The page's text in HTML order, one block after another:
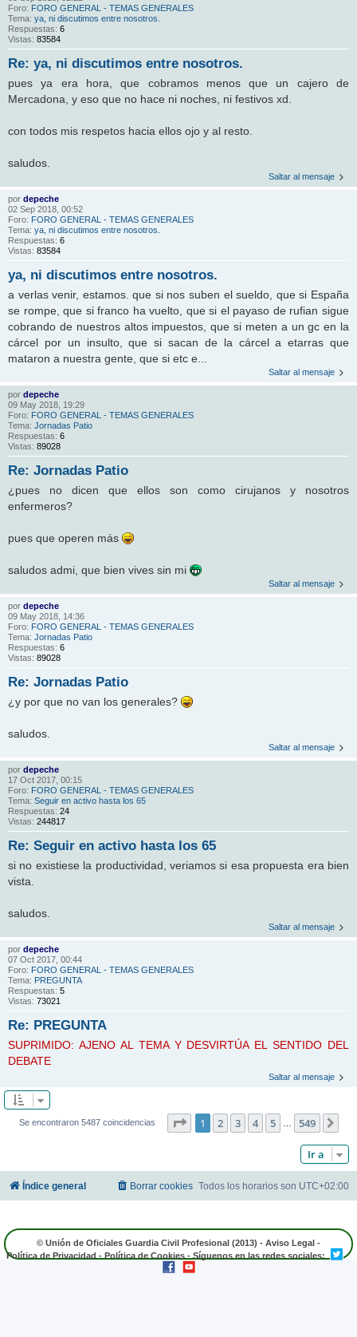
Foro: FORO GENERAL - TEMAS GENERALES
Tema: ya, ni discutimos entre nosotros.
Respuestas: 6
Vistas: 83584
Re: ya, ni discutimos entre nosotros.
pues ya era hora, que cobramos menos que un cajero de
Mercadona, y eso que no hace ni noches, ni festivos xd.
con todos mis respetos hacia ellos ojo y al resto.
saludos.
Saltar al mensaje
por depeche
02 Sep 2018, 00:52
Foro: FORO GENERAL - TEMAS GENERALES
Tema: ya, ni discutimos entre nosotros.
Respuestas: 6
Vistas: 83584
ya, ni discutimos entre nosotros.
a verlas venir, estamos. que si nos suben el sueldo, que si España
se rompe, que si franco ha vuelto, que si el payaso de rufian sigue
cobrando de nuestros altos impuestos, que si meten a un gc en la
cárcel por un insulto, que si sacan de la cárcel a etarras que
mataron a nuestra gente, que si etc e...
Saltar al mensaje
por depeche
09 May 2018, 19:29
Foro: FORO GENERAL - TEMAS GENERALES
Tema: Jornadas Patio
Respuestas: 6
Vistas: 89028
Re: Jornadas Patio
¿pues no dicen que ellos son como cirujanos y nosotros
enfermeros?
pues que operen más
saludos admi, que bien vives sin mi
Saltar al mensaje
por depeche
09 May 2018, 14:36
Foro: FORO GENERAL - TEMAS GENERALES
Tema: Jornadas Patio
Respuestas: 6
Vistas: 89028
Re: Jornadas Patio
¿y por que no van los generales?
saludos.
Saltar al mensaje
por depeche
17 Oct 2017, 00:15
Foro: FORO GENERAL - TEMAS GENERALES
Tema: Seguir en activo hasta los 65
Respuestas: 24
Vistas: 244817
Re: Seguir en activo hasta los 65
si no existiese la productividad, veriamos si esa propuesta era bien
vista.
saludos.
Saltar al mensaje
por depeche
07 Oct 2017, 00:44
Foro: FORO GENERAL - TEMAS GENERALES
Tema: PREGUNTA
Respuestas: 5
Vistas: 73021
Re: PREGUNTA
SUPRIMIDO: AJENO AL TEMA Y DESVIRTÚA EL SENTIDO DEL
DEBATE
Saltar al mensaje
Se encontraron 5487 coincidencias Página de 549
1 2 3 4 5 549
Ir a
Índice general Todos los horarios son UTC+02:00
Borrar cookies
© Unión de Oficiales Guardia Civil Profesional (2013) - Aviso Legal -
Política de Privacidad - Política de Cookies - Síguenos en las redes sociales: